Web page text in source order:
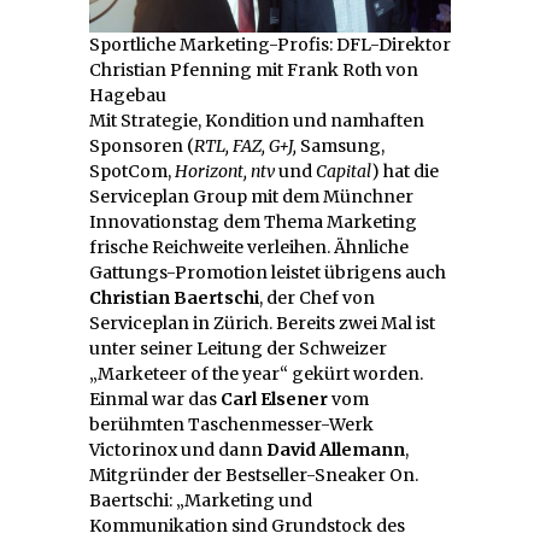
Sportliche Marketing-Profis: DFL-Direktor
Christian Pfenning mit Frank Roth von
Hagebau
Mit Strategie, Kondition und namhaften
Sponsoren (RTL, FAZ, G+J, Samsung,
SpotCom,Horizont, ntvundCapital) hat die
Serviceplan Group mit dem Münchner
Innovationstag dem Thema Marketing
frische Reichweite verleihen. Ähnliche
Gattungs-Promotion leistet übrigens auch
Christian Baertschi, der Chef von
Serviceplan in Zürich. Bereits zwei Mal ist
unter seiner Leitung der Schweizer
„Marketeer of the year“ gekürt worden.
Einmal war das Carl Elsenervom
berühmten Taschenmesser-Werk
Victorinox und dannDavid Allemann,
Mitgründer der Bestseller-Sneaker On.
Baertschi: „Marketing und
Kommunikation sind Grundstock des